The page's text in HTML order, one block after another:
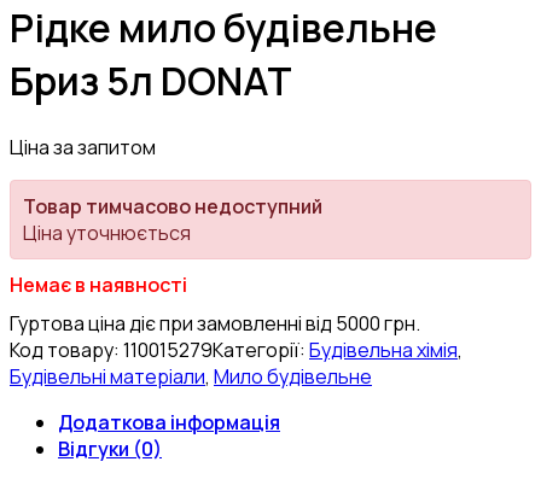
Рідке мило будівельне
Бриз 5л DONAT
Ціна за запитом
Товар тимчасово недоступний
Ціна уточнюється
Немає в наявності
Гуртова ціна діє при замовленні від 5000 грн.
Код товару: 110015279Категорії: Будівельна хімія,
Будівельні матеріали, Мило будівельне
Додаткова інформація
Відгуки (0)